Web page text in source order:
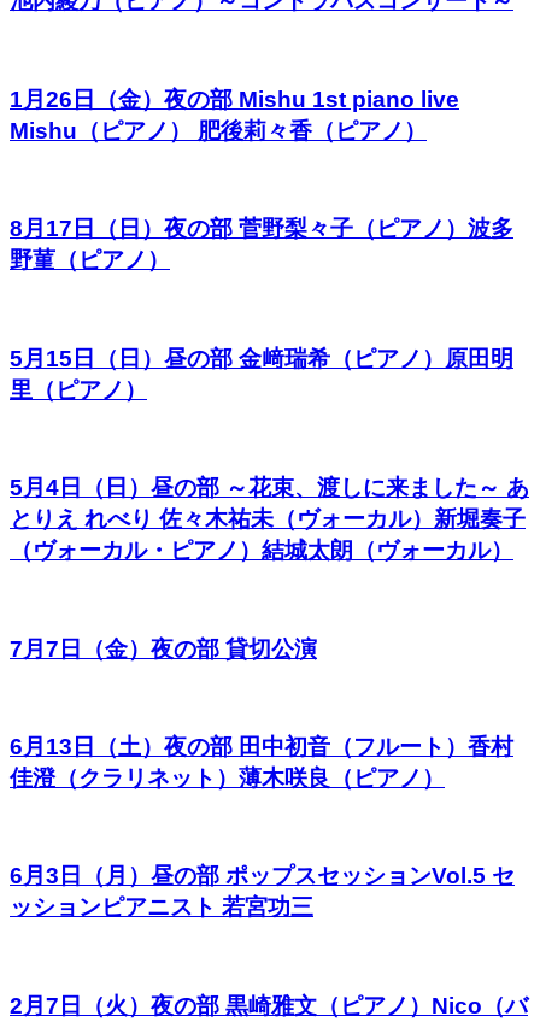
1月26日（金）夜の部 Mishu 1st piano live
Mishu（ピアノ） 肥後莉々香（ピアノ）
8月17日（日）夜の部 菅野梨々子（ピアノ）波多
野菫（ピアノ）
5月15日（日）昼の部 金﨑瑞希（ピアノ）原田明
里（ピアノ）
5月4日（日）昼の部 ～花束、渡しに来ました～ あ
とりえ れべり 佐々木祐未（ヴォーカル）新堀奏子
（ヴォーカル・ピアノ）結城太朗（ヴォーカル）
7月7日（金）夜の部 貸切公演
6月13日（土）夜の部 田中初音（フルート）香村
佳澄（クラリネット）薄木咲良（ピアノ）
6月3日（月）昼の部 ポップスセッションVol.5 セ
ッションピアニスト 若宮功三
2月7日（火）夜の部 黒崎雅文（ピアノ）Nico（バ